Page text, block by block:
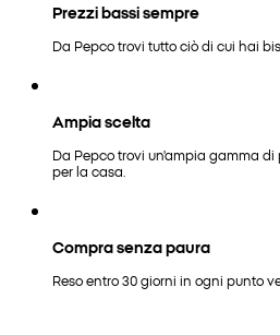
Prezzi bassi sempre
Da Pepco trovi tutto ciò di cui hai
Ampia scelta
Da Pepco trovi un'ampia gamma
per la casa.
Compra senza paura
Reso entro 30 giorni in ogni punto